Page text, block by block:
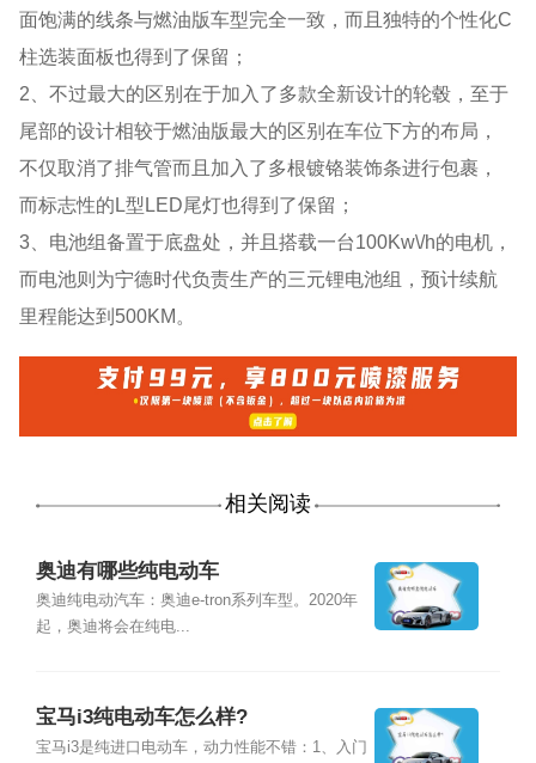
面饱满的线条与燃油版车型完全一致，而且独特的个性化C
柱选装面板也得到了保留；
2、不过最大的区别在于加入了多款全新设计的轮毂，至于
尾部的设计相较于燃油版最大的区别在车位下方的布局，
不仅取消了排气管而且加入了多根镀铬装饰条进行包裹，
而标志性的L型LED尾灯也得到了保留；
3、电池组备置于底盘处，并且搭载一台100Kw\/h的电机，
而电池则为宁德时代负责生产的三元锂电池组，预计续航
里程能达到500KM。
相关阅读
奥迪有哪些纯电动车
奥迪纯电动汽车：奥迪e-tron系列车型。2020年
起，奥迪将会在纯电...
宝马i3纯电动车怎么样?
宝马i3是纯进口电动车，动力性能不错：1、入门